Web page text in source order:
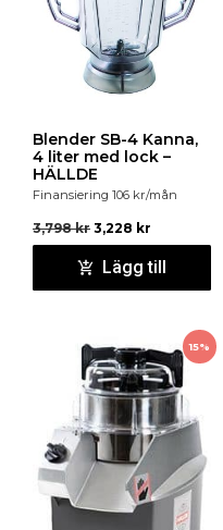
Blender SB-4 Kanna,
4 liter med lock –
HÄLLDE
Finansiering 106 kr/mån
3,798kr 3,228 kr
Lägg till
15%